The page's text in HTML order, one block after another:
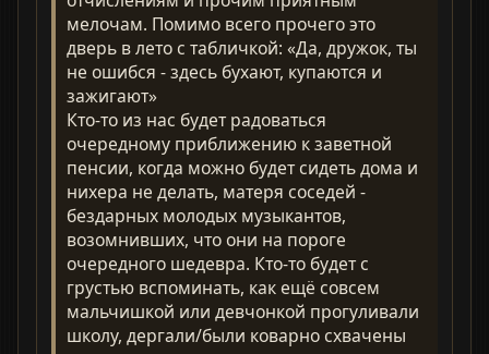
мелочам. Помимо всего прочего это
дверь в лето с табличкой: «Да, дружок, ты
не ошибся - здесь бухают, купаются и
зажигают»
Кто-то из нас будет радоваться
очередному приближению к заветной
пенсии, когда можно будет сидеть дома и
нихера не делать, матеря соседей -
бездарных молодых музыкантов,
возомнивших, что они на пороге
очередного шедевра. Кто-то будет с
грустью вспоминать, как ещё совсем
мальчишкой или девчонкой прогуливали
школу, дергали/были коварно схвачены